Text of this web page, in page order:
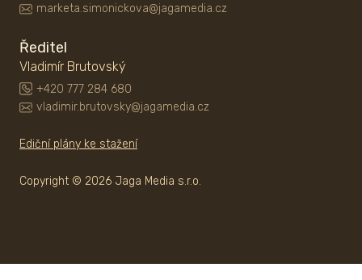
marketa.simonickova@jagamedia.cz
Ředitel
Vladimír Brutovský
+420 777 284 680
vladimir.brutovsky@jagamedia.cz
Ediční plány ke stažení
Copyright © 2026 Jaga Media s.r.o.